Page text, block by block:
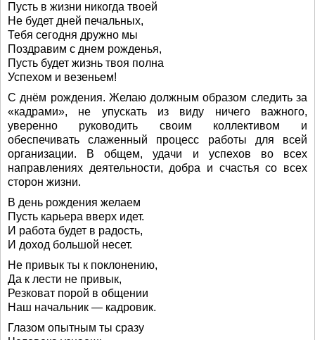
Пусть в жизни никогда твоей
Не будет дней печальных,
Тебя сегодня дружно мы
Поздравим с днем рожденья,
Пусть будет жизнь твоя полна
Успехом и везеньем!
С днём рождения. Желаю должным образом следить за
«кадрами», не упускать из виду ничего важного,
уверенно руководить своим коллективом и
обеспечивать слаженный процесс работы для всей
организации. В общем, удачи и успехов во всех
направлениях деятельности, добра и счастья со всех
сторон жизни.
В день рождения желаем
Пусть карьера вверх идет.
И работа будет в радость,
И доход большой несет.
Не привык ты к поклонению,
Да к лести не привык,
Резковат порой в общении
Наш начальник — кадровик.
Глазом опытным ты сразу